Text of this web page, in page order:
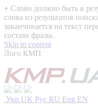
+ Слово должно быть в
слова из результатов
заканчивается на текст
составе фразы.
Skip to content
Лого КМП
Укр UK Рус RU Eng EN